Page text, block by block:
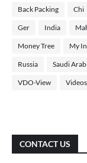
Back Packing Chi
Ger India
Money Tree My
Russia Saudi
VDO-View Videos
CONTACT US